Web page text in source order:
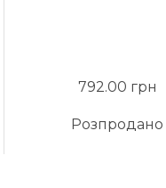
792.00 грн
Розпродано